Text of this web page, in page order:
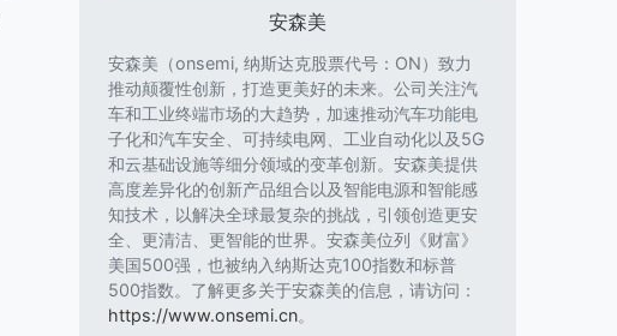
安森美
安森美（onsemi, 纳斯达克股票代号：ON）致力
推动颠覆性创新，打造更美好的未来。公司关注汽
车和工业终端市场的大趋势，加速推动汽车功能电
子化和汽车安全、可持续电网、工业自动化以及5G
和云基础设施等细分领域的变革创新。安森美提供
高度差异化的创新产品组合以及智能电源和智能感
知技术，以解决全球最复杂的挑战，引领创造更安
全、更清洁、更智能的世界。安森美位列《财富》
美国500强，也被纳入纳斯达克100指数和标普
500指数。了解更多关于安森美的信息，请访问：
https://www.onsemi.cn。